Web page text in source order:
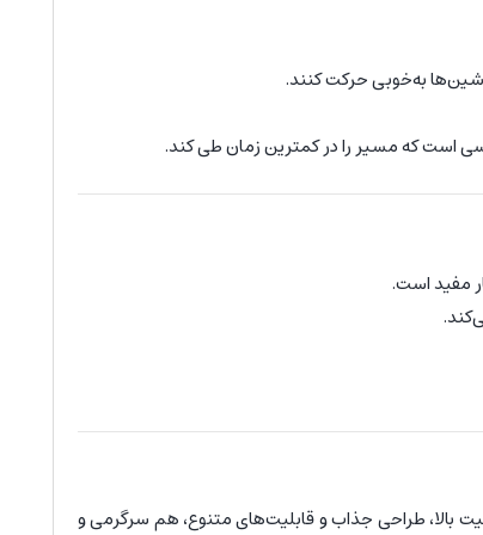
به‌خوبی حرکت کنند.
است که مسیر را در کمترین زمان طی کند.
مفید است.
بالا، طراحی جذاب و قابلیت‌های متنوع، هم سرگرمی و